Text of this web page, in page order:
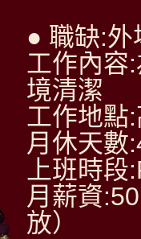
● 職缺:外
工作內容
境清潔
工作地點
月休天數
上班時段
月薪資
放）